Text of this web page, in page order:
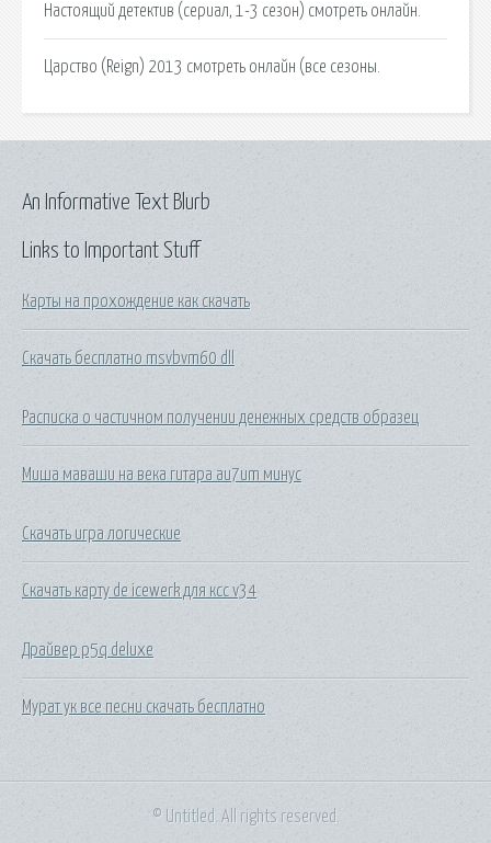
Настоящий детектив (сериал, 1-3 сезон) смотреть онлайн.
Царство (Reign) 2013 смотреть онлайн (все сезоны.
Links to Important Stuff
Карты на прохождение как скачать
Скачать бесплатно msvbvm60 dll
Расписка о частичном получении денежных средств образец
Миша маваши на века гитара au7um минус
Скачать игра логические
Скачать карту de icewerk для ксс v34
Драйвер p5q deluxe
Мурат ук все песни скачать бесплатно
An Informative Text Blurb
© Untitled. All rights reserved.